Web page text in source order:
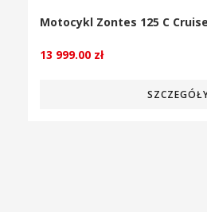
Motocykl Zontes 125 C
13 999.00 zł